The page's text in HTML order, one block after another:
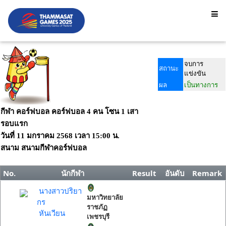
สถานะ
จบการ
แข่งขัน
ผล
เป็นทางการ
กีฬา คอร์ฟบอล คอร์ฟบอล 4 คน โซน 1 เสา
รอบแรก
วันที่ 11 มกราคม 2568 เวลา 15:00 น.
สนาม สนามกีฬาคอร์ฟบอล
No. นักกีฬา Result อันดับ
Remark
นางสาวปริยา
กร
หันเวียน
มหาวิทยาลัย
ราชภัฏ
เพชรบุรี